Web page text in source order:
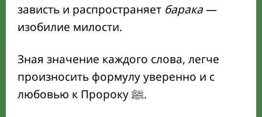
зависть и распространяет барака—
изобилие милости.
Зная значение каждого слова, легче
произносить формулу уверенно и с
любовью к Пророку ﷺ.